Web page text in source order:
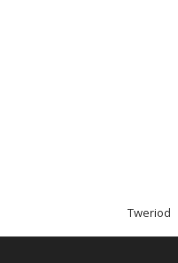
Tweriod